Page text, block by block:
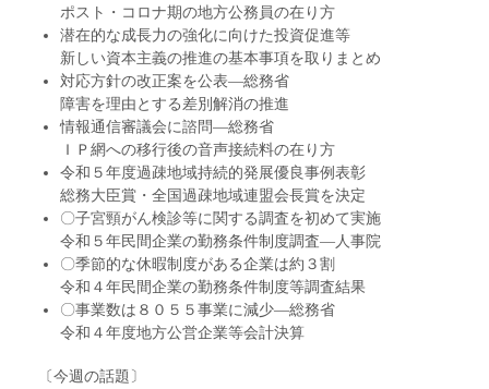
ポスト・コロナ期の地方公務員の在り方
潜在的な成長力の強化に向けた投資促進等
新しい資本主義の推進の基本事項を取りまとめ
対応方針の改正案を公表―総務省
障害を理由とする差別解消の推進
情報通信審議会に諮問―総務省
ＩＰ網への移行後の音声接続料の在り方
令和５年度過疎地域持続的発展優良事例表彰
総務大臣賞・全国過疎地域連盟会長賞を決定
〇子宮頸がん検診等に関する調査を初めて実施
令和５年民間企業の勤務条件制度調査―人事院
〇季節的な休暇制度がある企業は約３割
令和４年民間企業の勤務条件制度等調査結果
〇事業数は８０５５事業に減少―総務省
令和４年度地方公営企業等会計決算
〔今週の話題〕